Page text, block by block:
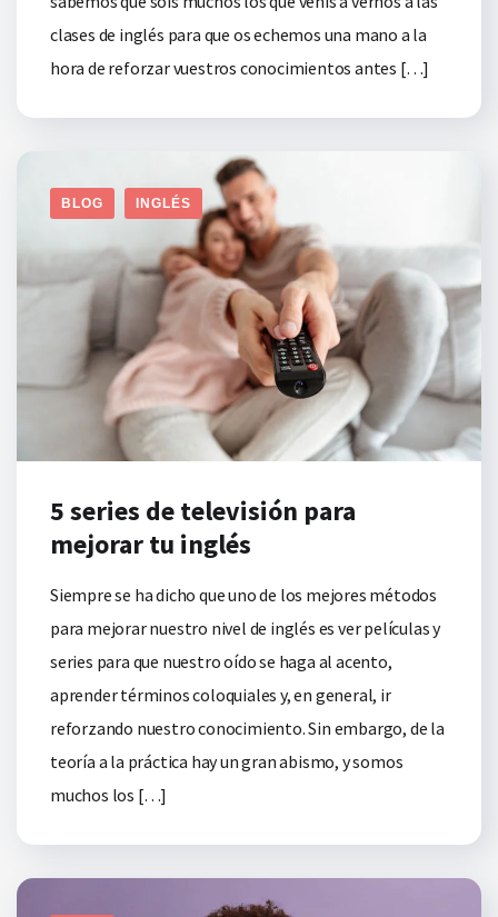
clases de inglés para que os echemos una mano a la
hora de reforzar vuestros conocimientos antes […]
BLOG INGLÉS
5 series de televisión para
mejorar tu inglés
Siempre se ha dicho que uno de los mejores métodos
para mejorar nuestro nivel de inglés es ver películas y
series para que nuestro oído se haga al acento,
aprender términos coloquiales y, en general, ir
reforzando nuestro conocimiento. Sin embargo, de la
teoría a la práctica hay un gran abismo, y somos
muchos los […]